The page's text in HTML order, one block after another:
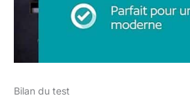
Bilan du test